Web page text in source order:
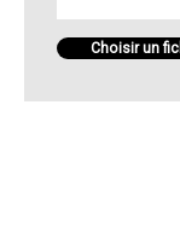
Choisir un